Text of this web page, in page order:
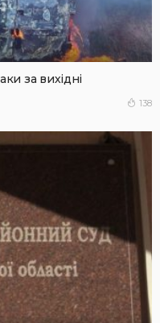
за вихідні
138